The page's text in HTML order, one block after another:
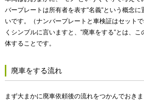
バープレートは所有者を表す“名義“という概念
いです。（ナンバープレートと車検証はセット
くシンプルに言いますと、“廃車をする“とは、
体することです。
廃車をする流れ
まず大まかに廃車依頼後の流れをつかんでおきま